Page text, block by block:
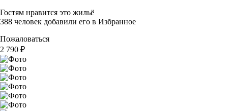
Гостям нравится это жильё
388 человек добавили его в Избранное
Пожаловаться
2 790 ₽